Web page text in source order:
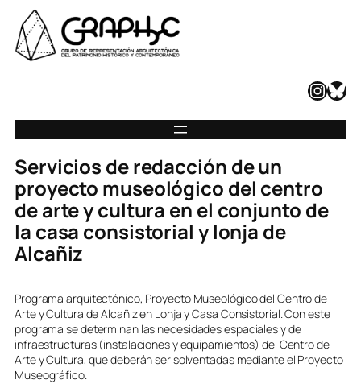
InstagramBluesky
Servicios de redacción de un
proyecto museológico del centro
de arte y cultura en el conjunto de
la casa consistorial y lonja de
Alcañiz
Programa arquitectónico, Proyecto Museológico del Centro de
Arte y Cultura de Alcañiz en Lonja y Casa Consistorial. Con este
programa se determinan las necesidades espaciales y de
infraestructuras (instalaciones y equipamientos) del Centro de
Arte y Cultura, que deberán ser solventadas mediante el Proyecto
Museográfico.